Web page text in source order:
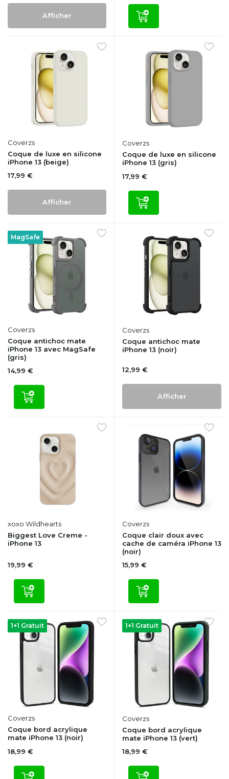
Afficher
Coverzs
Coque de luxe en silicone
iPhone 13 (beige)
17,99 €
Afficher
Coverzs
Coque de luxe en silicone
iPhone 13 (gris)
17,99 €
MagSafe
Coverzs
Coque antichoc mate
iPhone 13 avec MagSafe
(gris)
14,99 €
Coverzs
Coque antichoc mate
iPhone 13 (noir)
12,99 €
Afficher
xoxo Wildhearts
Biggest Love Creme -
iPhone 13
19,99 €
Coverzs
Coque clair doux avec
cache de caméra iPhone 13
(noir)
15,99 €
1+1 Gratuit
Coverzs
Coque bord acrylique
mate iPhone 13 (noir)
18,99 €
1+1 Gratuit
Coverzs
Coque bord acrylique
mate iPhone 13 (vert)
18,99 €